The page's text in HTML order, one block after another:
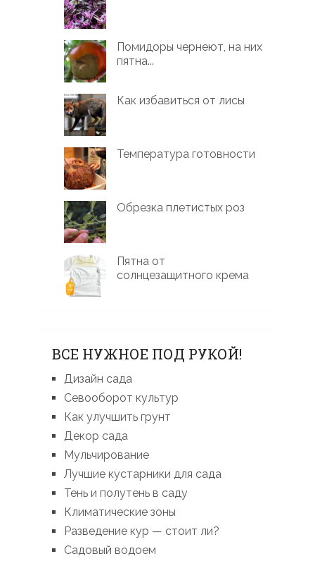
Помидоры чернеют, на них
пятна...
Как избавиться от лисы
Температура готовности
Обрезка плетистых роз
Пятна от
солнцезащитного крема
ВСЕ НУЖНОЕ ПОД РУКОЙ!
Дизайн сада
Севооборот культур
Как улучшить грунт
Декор сада
Мульчирование
Лучшие кустарники для сада
Тень и полутень в саду
Климатические зоны
Разведение кур — стоит ли?
Садовый водоем